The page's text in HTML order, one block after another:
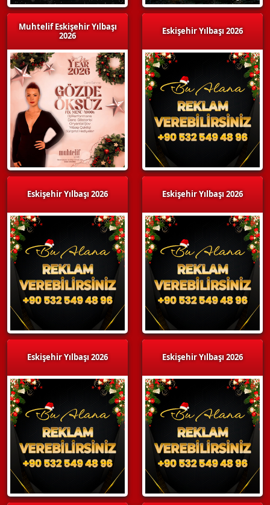
Muhtelif Eskişehir Yılbaşı
2026
Eskişehir Yılbaşı 2026
Eskişehir Yılbaşı 2026
Eskişehir Yılbaşı 2026
Eskişehir Yılbaşı 2026
Eskişehir Yılbaşı 2026